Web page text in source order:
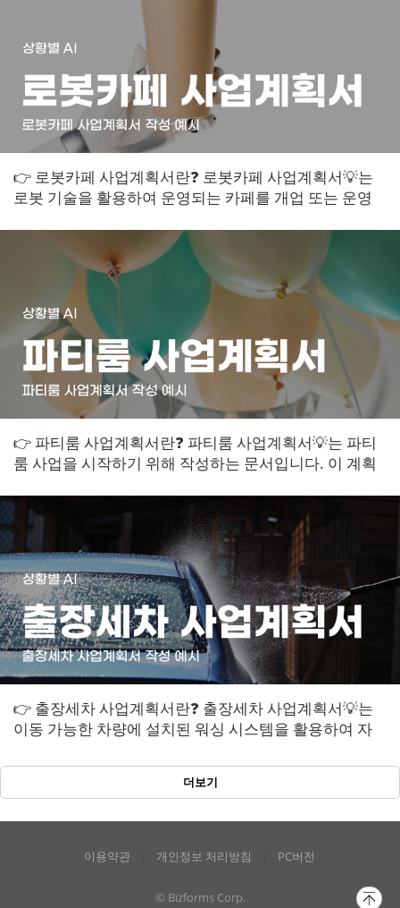
👉 로봇카페 사업계획서란❓ 로봇카페 사업계획서💡는
로봇 기술을 활용하여 운영되는 카페를 개업 또는 운영
👉 파티룸 사업계획서란❓ 파티룸 사업계획서💡는 파티
룸 사업을 시작하기 위해 작성하는 문서입니다. 이 계획
👉 출장세차 사업계획서란❓ 출장세차 사업계획서💡는
이동 가능한 차량에 설치된 워싱 시스템을 활용하여 자
더보기
이용약관 개인정보 처리방침 PC버전
© Bizforms Corp.